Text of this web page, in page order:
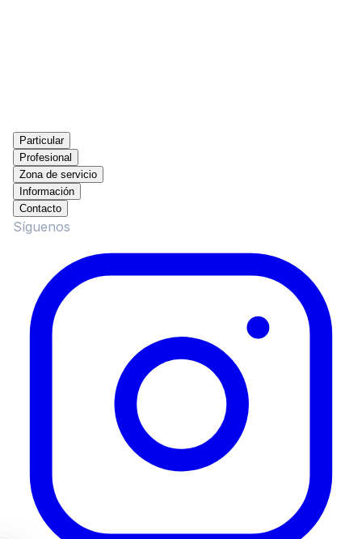
Particular
Profesional
Zona de servicio
Información
Contacto
Síguenos